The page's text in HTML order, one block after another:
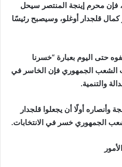
فإن محرم إينجة المنتصر سيحل
قلجدار أوغلو، وسيصبح رئيسًا
حتى اليوم بعبارة “خسرنا
الشعب الجمهوري فإن الخاسر في
وأنصاره أولًا أن يجعلوا قلجدار
الجمهوري خسر في الانتخابات.